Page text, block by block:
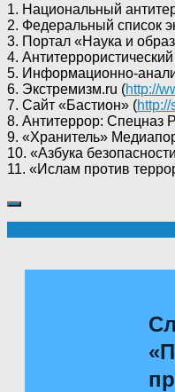
1. Национальный
2. Федеральный список
3. Портал «Наука и
4.
5. Информационно-
6. Экстремизм.ru (http://
7. Сайт «Бастион» (
8. Антитеррор: Спецназ
9. «Хранитель»
10. «Азбука
11. «Ислам против